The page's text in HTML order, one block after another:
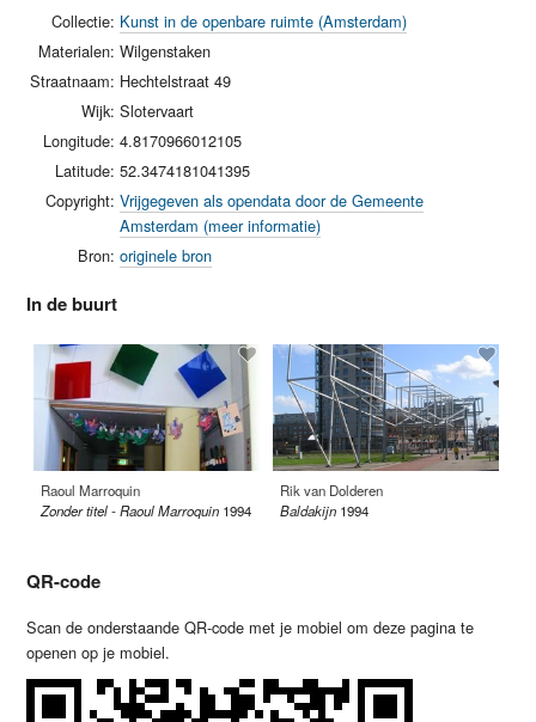
Collectie: Kunst in de openbare ruimte (Amsterdam)
Materialen: Wilgenstaken
Straatnaam: Hechtelstraat 49
Wijk: Slotervaart
Longitude: 4.8170966012105
Latitude: 52.3474181041395
Copyright: Vrijgegeven als opendata door de Gemeente
Amsterdam (meer informatie)
Bron: originele bron
In de buurt
Raoul Marroquin
Zonder titel - Raoul Marroquin 1994
Rik van Dolderen
Baldakijn 1994
QR-code
Scan de onderstaande QR-code met je mobiel om deze pagina te
openen op je mobiel.